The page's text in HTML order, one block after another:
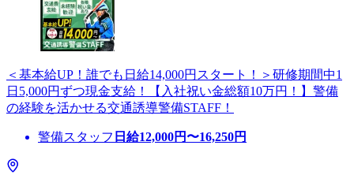
＜基本給UP！誰でも日給14,000円スタート！＞研修期間中1
日5,000円ずつ現金支給！【入社祝い金総額10万円！】警備
の経験を活かせる交通誘導警備STAFF！
警備スタッフ 日給12,000円〜16,250円